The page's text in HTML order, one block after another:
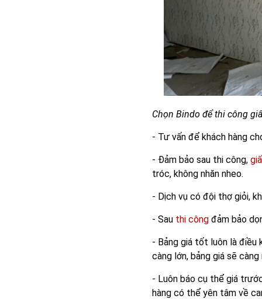
Chọn Bindo để thi công
- Tư vấn để khách hàng
- Đảm bảo sau thi công,
tróc, không nhăn nheo.
- Dịch vụ có đội thợ giỏi,
- Sau thi công đảm bảo
- Bảng giá tốt luôn là điều
càng lớn, bảng giá sẽ càng
- Luôn báo cụ thể giá
hàng có thể yên tâm về